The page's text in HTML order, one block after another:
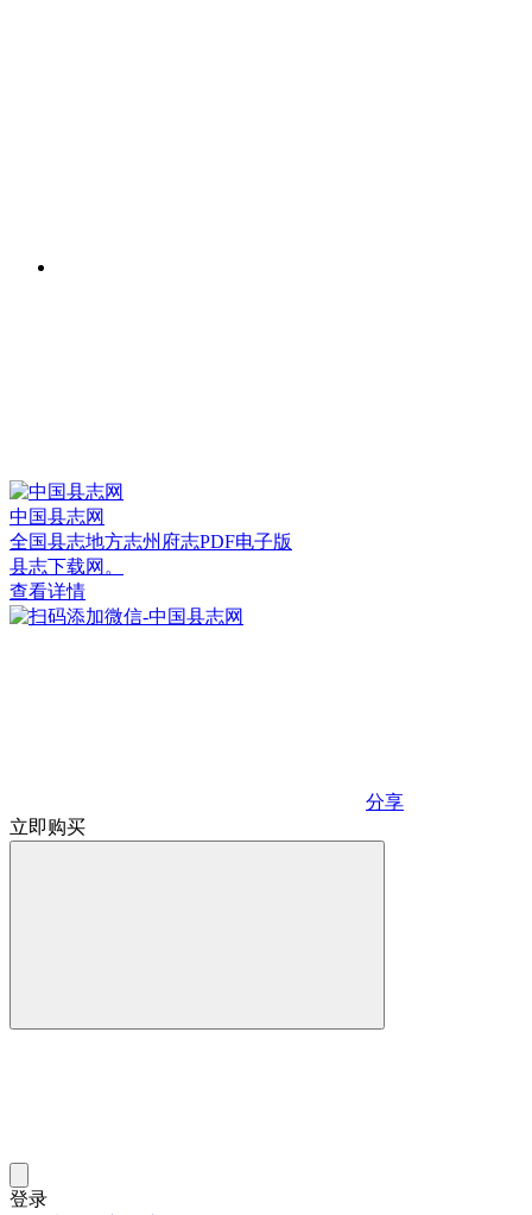
中国县志网
全国县志地方志州府志PDF电子版
县志下载网。
查看详情
分享
立即购买
登录